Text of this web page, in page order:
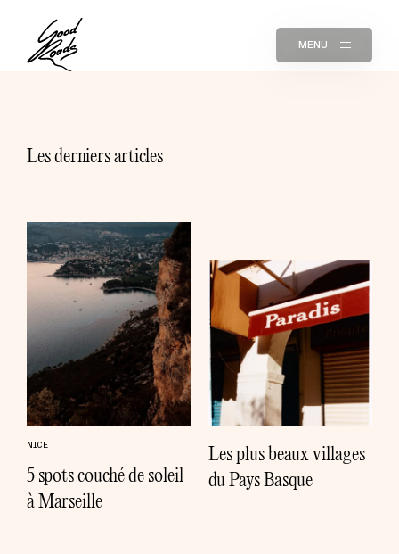
MENU
Les derniers articles
NICE
5 spots couché de soleil
à Marseille
Les plus beaux villages
du Pays Basque